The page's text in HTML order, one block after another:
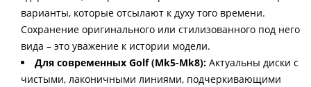
варианты, которые отсылают к духу того времени.
Сохранение оригинального или стилизованного под него
вида – это уважение к истории модели.
Для современных Golf (Mk5-Mk8): Актуальны диски с
чистыми, лаконичными линиями, подчеркивающими